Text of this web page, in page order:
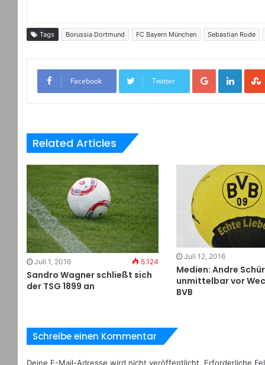
Tags Borussia Dortmund FC Bayern München Sebastian Rode
Facebook Twitter
Google+ LinkedIn
Related Articles
Juli 1, 2016 5.124
Sandro Wagner schließt sich
der TSG 1899 an
Juli 12, 2016
Medien: Andre
unmittelbar vor
BVB
Schreibe einen Kommentar
Deine E-Mail-Adresse wird nicht veröffentlicht. Erforderliche